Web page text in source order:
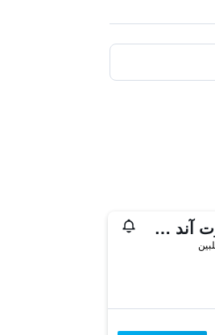
ساوث بالمز ريزورت آند سبا بانغلاو - إم جاليري كوليكشن